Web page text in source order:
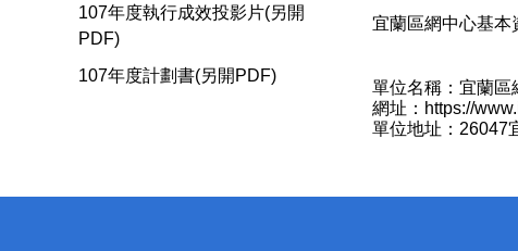
107年度執行成效投影片(另開
PDF)
107年度計劃書(另開PDF)
宜蘭區網中心基本
單位名稱：宜蘭區
網址：https://
單位地址：26047